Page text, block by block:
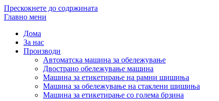
Прескокнете до содржината
Главно мени
Дома
За нас
Производи
Автоматска машина за обележување
Двострано обележување машина
Машина за етикетирање на рамни шишиња
Машина за обележување на стаклени шишиња
Машина за етикетирање со голема брзина